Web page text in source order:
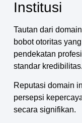
Institusi
Tautan dari
bobot otoritas
pendekatan
standar kredibilitas.
Reputasi domain
persepsi
secara signifikan.